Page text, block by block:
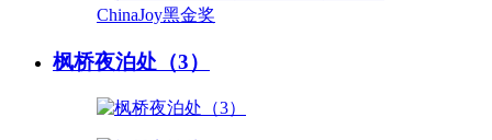
枫桥夜泊处（3）